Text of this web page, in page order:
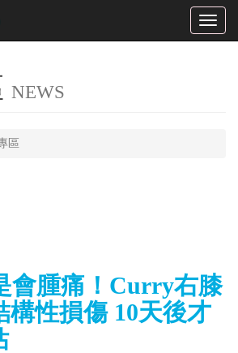
Toggle
NEWS
區
會腫痛！Curry右膝
性損傷 10天後才